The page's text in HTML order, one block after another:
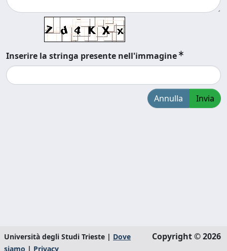
Inserire la stringa presente nell'immagine
Annulla Invia
Università degli Studi Trieste | Dove
siamo | Privacy
Copyright © 2026